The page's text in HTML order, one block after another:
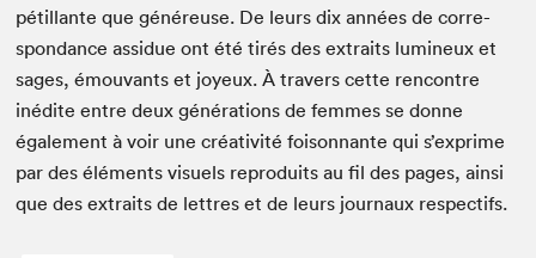
pétil­lante que généreuse. De leurs dix années de cor­re­
spon­dance assidue ont été tirés des extraits lumineux et
sages, émou­vants et joyeux. À tra­vers cette ren­con­tre
inédite entre deux généra­tions de femmes se donne
égale­ment à voir une créa­tiv­ité foi­son­nante qui s’exprime
par des élé­ments visuels repro­duits au fil des pages, ain­si
que des extraits de let­tres et de leurs jour­naux respectifs.